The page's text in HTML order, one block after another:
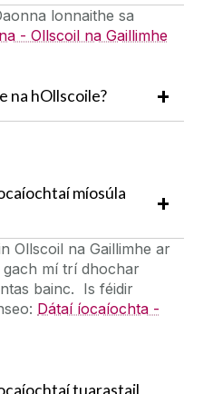
Fostaíochta
lonnaithe sa
- Ollscoil na Gaillimhe
na hOllscoile?
míosúla
Ollscoil na Gaillimhe ar
mí trí dhochar
bainc. Is féidir
Dátaí íocaíochta -
tuarastail